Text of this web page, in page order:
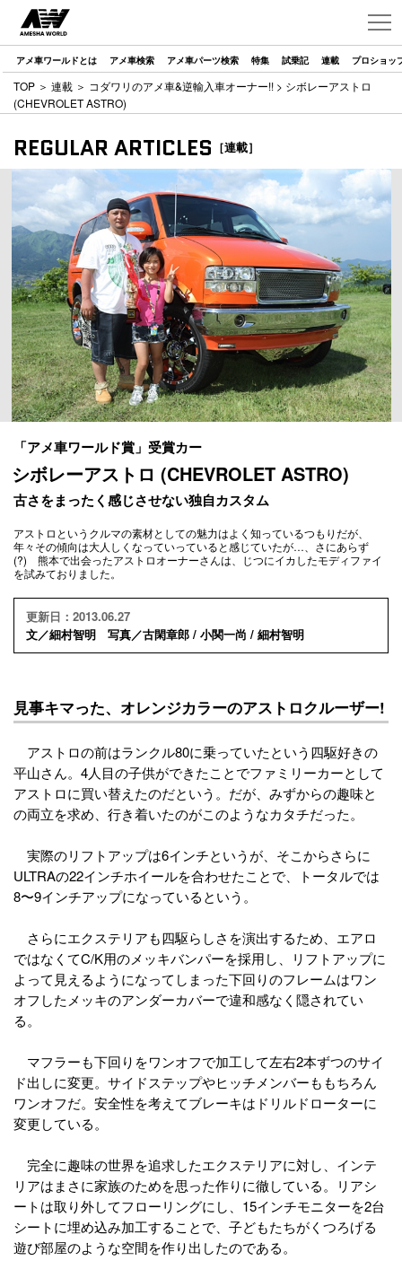
アメ車ワールドとは アメ車検索 アメ車パーツ検索 特集 試乗記 連載 プロショッ
TOP ＞ 連載 ＞ コダワリのアメ車&逆輸入車オーナー!! > シボレーアストロ
(CHEVROLET ASTRO)
REGULAR ARTICLES ［連載］
「アメ車ワールド賞」受賞カー
シボレーアストロ (CHEVROLET ASTRO)
古さをまったく感じさせない独自カスタム
アストロというクルマの素材としての魅力はよく知っているつもりだが、
年々その傾向は大人しくなっていっていると感じていたが…、さにあらず
(?) 熊本で出会ったアストロオーナーさんは、じつにイカしたモディファイ
を試みておりました。
更新日：2013.06.27
文／細村智明 写真／古閑章郎 / 小関一尚 / 細村智明
見事キマった、オレンジカラーのアストロクルーザー!
アストロの前はランクル80に乗っていたという四駆好きの
平山さん。4人目の子供ができたことでファミリーカーとして
アストロに買い替えたのだという。だが、みずからの趣味と
の両立を求め、行き着いたのがこのようなカタチだった。
実際のリフトアップは6インチというが、そこからさらに
ULTRAの22インチホイールを合わせたことで、トータルでは
8〜9インチアップになっているという。
さらにエクステリアも四駆らしさを演出するため、エアロ
ではなくてC/K用のメッキバンパーを採用し、リフトアップに
よって見えるようになってしまった下回りのフレームはワン
オフしたメッキのアンダーカバーで違和感なく隠されてい
る。
マフラーも下回りをワンオフで加工して左右2本ずつのサイ
ド出しに変更。サイドステップやヒッチメンバーももちろん
ワンオフだ。安全性を考えてブレーキはドリルドローターに
変更している。
完全に趣味の世界を追求したエクステリアに対し、インテ
リアはまさに家族のためを思った作りに徹している。リアシ
ートは取り外してフローリングにし、15インチモニターを2台
シートに埋め込み加工することで、子どもたちがくつろげる
遊び部屋のような空間を作り出したのである。